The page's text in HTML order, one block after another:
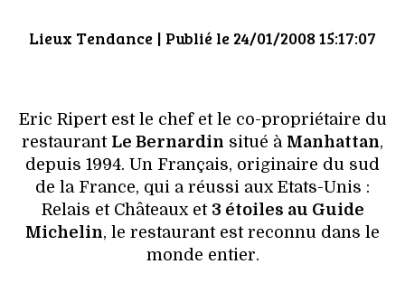
BOUTIQUE
HIGH TECH
MAISON
AUTO
LIEUX TENDANCES
Lieux Tendance | Publié le 24/01/2008 15:17:07
Eric Ripert est le chef et le co-propriétaire du
restaurant Le Bernardin situé à Manhattan,
depuis 1994. Un Français, originaire du sud
de la France, qui a réussi aux Etats-Unis :
Relais et Châteaux et 3 étoiles au Guide
Michelin, le restaurant est reconnu dans le
monde entier.